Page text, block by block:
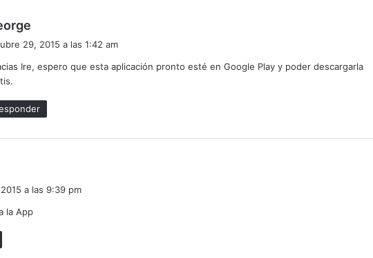
e
29, 2015 a las 1:42 am
Ire, espero que esta aplicación pronto esté en Google Play y poder descargarla
a las 9:39 pm
la App